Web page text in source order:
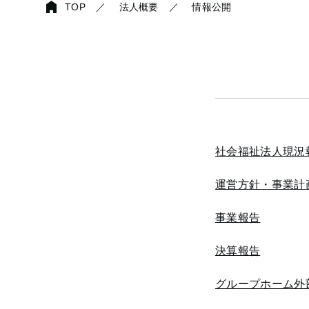
TOP ／ 法人概要 ／ 情報公開
社会福祉法人現況
運営方針・事業計
事業報告
決算報告
グループホーム外